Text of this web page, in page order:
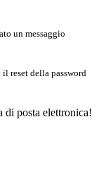
un messaggio
reset della password
di posta elettronica!